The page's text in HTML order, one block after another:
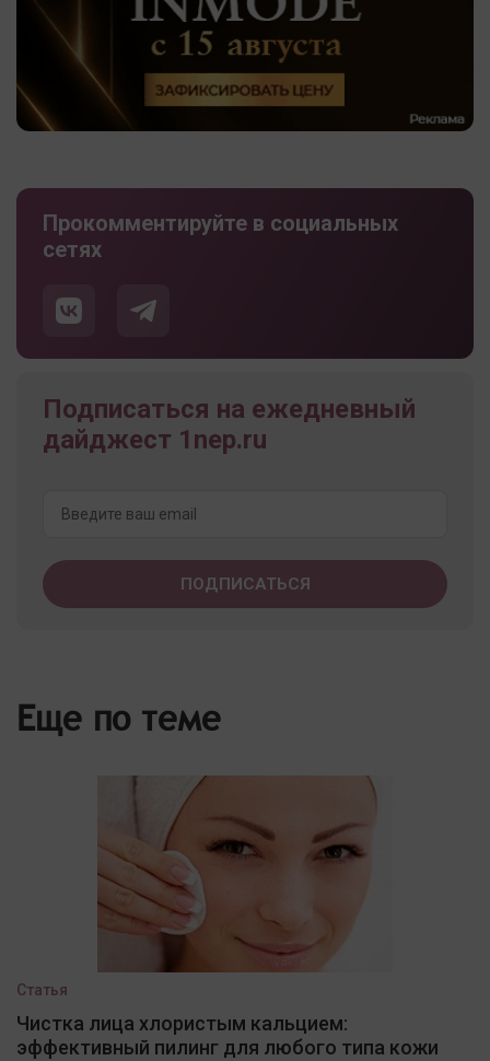
Прокомментируйте в социальных
сетях
Подписаться на ежедневный
дайджест 1nep.ru
Еще по теме
Статья
Чистка лица хлористым кальцием:
эффективный пилинг для любого типа кожи